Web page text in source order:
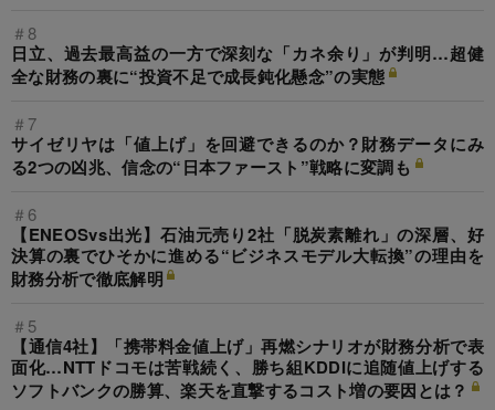
＃8
日立、過去最高益の一方で深刻な「カネ余り」が判明…超健
全な財務の裏に“投資不足で成長鈍化懸念”の実態
＃7
サイゼリヤは「値上げ」を回避できるのか？財務データにみ
る2つの凶兆、信念の“日本ファースト”戦略に変調も
＃6
【ENEOSvs出光】石油元売り2社「脱炭素離れ」の深層、好
決算の裏でひそかに進める“ビジネスモデル大転換”の理由を
財務分析で徹底解明
＃5
【通信4社】「携帯料金値上げ」再燃シナリオが財務分析で表
面化…NTTドコモは苦戦続く、勝ち組KDDIに追随値上げする
ソフトバンクの勝算、楽天を直撃するコスト増の要因とは？